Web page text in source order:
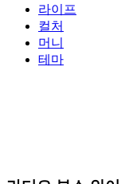
라이프
컬처
머니
테마